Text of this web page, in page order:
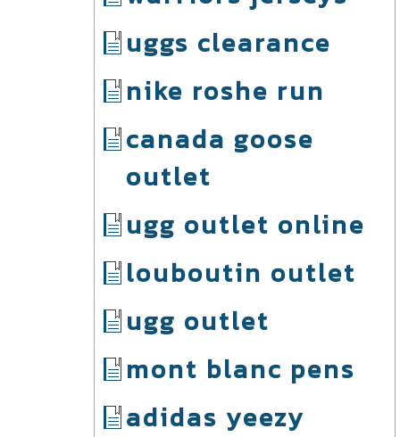
uggs clearance
nike roshe run
canada goose
outlet
ugg outlet online
louboutin outlet
ugg outlet
mont blanc pens
adidas yeezy